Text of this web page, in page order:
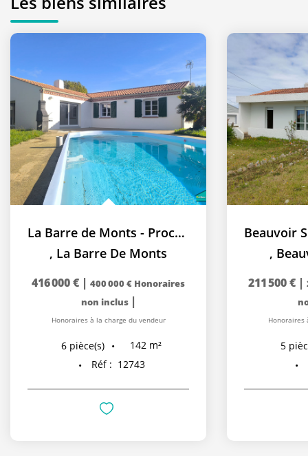
La Barre de Monts - Proche de la forêt - Maison 4 chambres...
, La Barre De Monts
416 000 € | 400 000 € Honoraires
non inclus |
Honoraires à la charge du vendeur
6 pièce(s) 142 m²
Réf : 12743
,
211 500 € |
Honoraires
5